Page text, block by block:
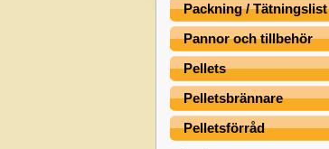
Packning / Tätningslist
Pannor och tillbehör
Pellets
Pelletsbrännare
Pelletsförråd